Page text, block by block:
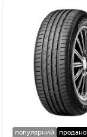
популярний продано